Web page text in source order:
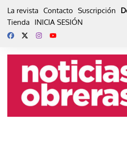
La revista Contacto Suscripción
Tienda
INICIA SESIÓN